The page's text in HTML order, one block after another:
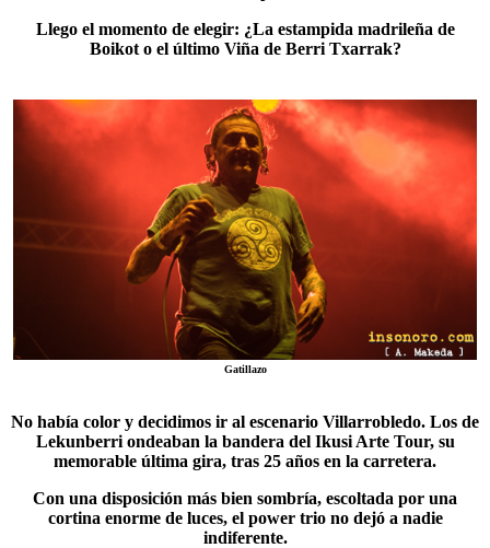
Llego el momento de elegir: ¿La estampida madrileña de
Boikoto el último Viña de Berri Txarrak?
Gatillazo
No había color y decidimos ir al escenario Villarrobledo. Los de
Lekunberri ondeaban la bandera del Ikusi Arte Tour, su
memorable última gira, tras 25 años en la carretera.
Con una disposición más bien sombría, escoltada por una
cortina enorme de luces, el power trio no dejó a nadie
indiferente.